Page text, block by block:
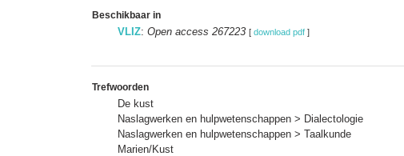
Beschikbaar in
VLIZ: Open access 267223 [ download pdf ]
Trefwoorden
De kust
Naslagwerken en hulpwetenschappen > Dialectologie
Naslagwerken en hulpwetenschappen > Taalkunde
Marien/Kust